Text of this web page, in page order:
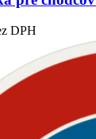
€
DPH